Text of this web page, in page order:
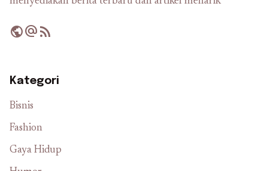
publicalternate_emailrss_feed
Kategori
Bisnis
Fashion
Gaya Hidup